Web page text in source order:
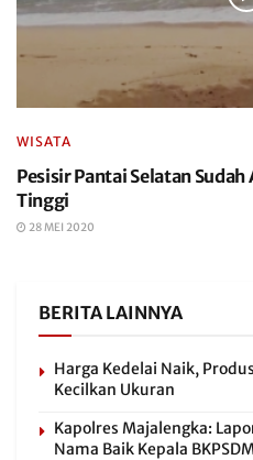
WISATA
Pesisir Pantai Selatan
Tinggi
28 MEI 2020
BERITA LAINNYA
Harga Kedelai Naik,
Kecilkan Ukuran
Kapolres Majalengka:
Nama Baik Kepala